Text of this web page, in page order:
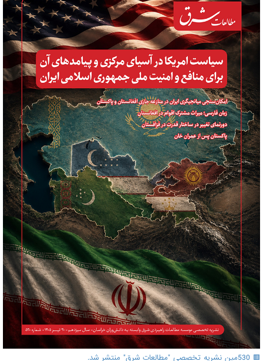
🟥 530مین نشریه تخصصی "مطالعات شرق" منتشر شد.